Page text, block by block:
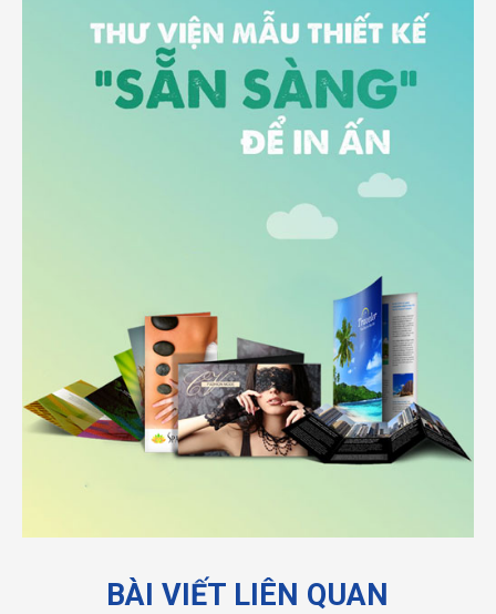
BÀI VIẾT LIÊN QUAN